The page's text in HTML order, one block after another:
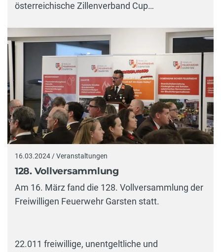
österreichische Zillenverband Cup…
16.03.2024 / Veranstaltungen
128. Vollversammlung
Am 16. März fand die 128. Vollversammlung der
Freiwilligen Feuerwehr Garsten statt.
22.011 freiwillige, unentgeltliche und